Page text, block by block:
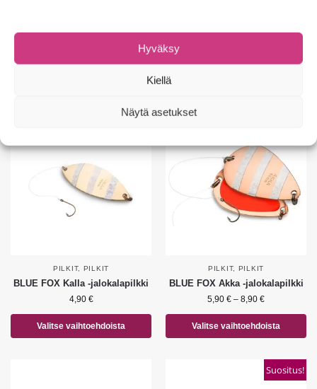
Hyväksy
Kiellä
Näytä asetukset
PILKIT, PILKIT
BLUE FOX Kalla -jalokalapilkki
4,90 €
Valitse vaihtoehdoista
PILKIT, PILKIT
BLUE FOX Akka -jalokalapilkki
5,90 € – 8,90 €
Valitse vaihtoehdoista
Suositus!